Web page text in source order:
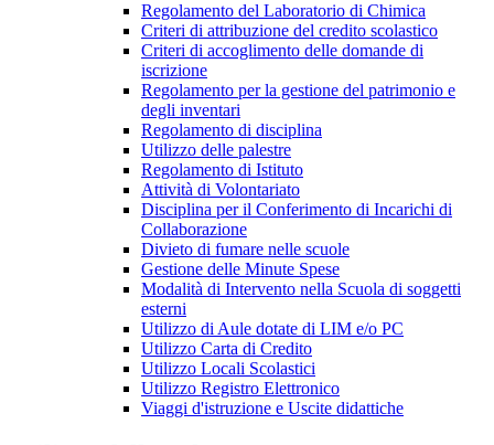
Regolamento del Laboratorio di Chimica
Criteri di attribuzione del credito scolastico
Criteri di accoglimento delle domande di
iscrizione
Regolamento per la gestione del patrimonio e
degli inventari
Regolamento di disciplina
Utilizzo delle palestre
Regolamento di Istituto
Attività di Volontariato
Disciplina per il Conferimento di Incarichi di
Collaborazione
Divieto di fumare nelle scuole
Gestione delle Minute Spese
Modalità di Intervento nella Scuola di soggetti
esterni
Utilizzo di Aule dotate di LIM e/o PC
Utilizzo Carta di Credito
Utilizzo Locali Scolastici
Utilizzo Registro Elettronico
Viaggi d'istruzione e Uscite didattiche